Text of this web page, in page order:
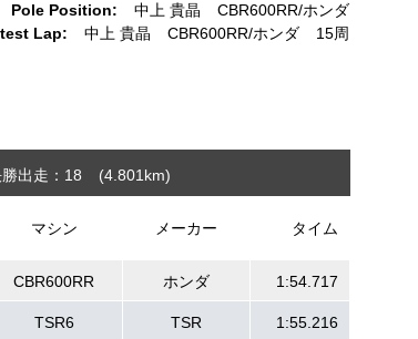
Pole Position: 中上 貴晶 CBR600RR ホンダ
Lap:
中上 貴晶 CBR600RR ホンダ 15周
出走：18 (4.801 km)
マシン メーカー タイム
CBR600RR ホンダ 1:54.717
TSR6 TSR 1:55.216